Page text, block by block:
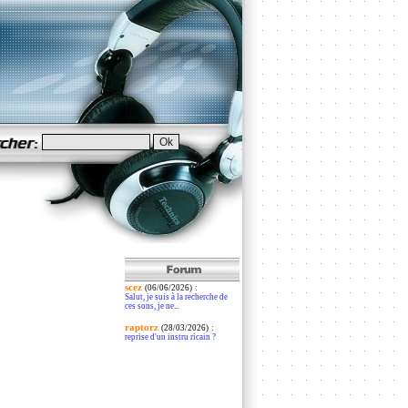
scez (06/06/2026):
Salut, je suis à la recherche de
ces sons, je ne...
raptorz (28/03/2026):
reprise d'un instru ricain ?